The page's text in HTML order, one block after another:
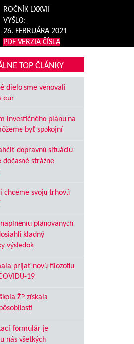
ROČNÍK LXXVII
VYŠLO:
26. FEBRUÁRA 2021
PDF VERZIA ČÍSLA
TOP ČLÁNKY
dielo sme venovali
eur
investičného plánu na
byť spokojní
dopravnú situáciu
dočasné strážne
chceme svoju trhovú
plánovaných
kladný
výsledok
prijať novú filozofiu
19
ŽP získala
formulár je
nás všetkých